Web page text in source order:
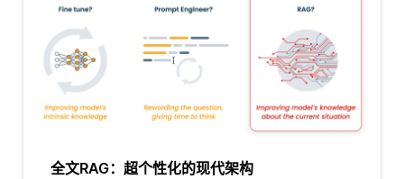
全文RAG：超个性化的现代架构